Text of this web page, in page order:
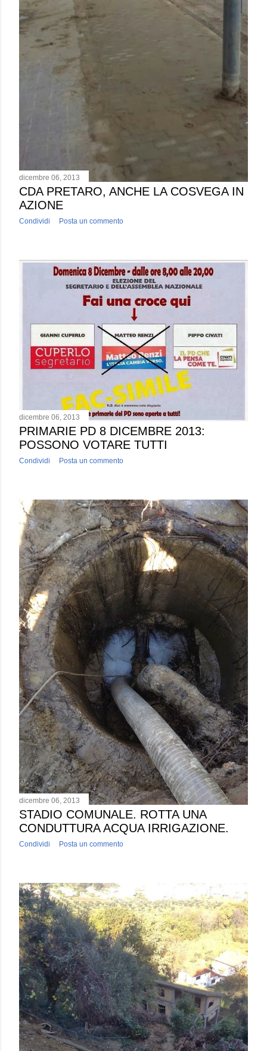
dicembre 06, 2013
CDA PRETARO, ANCHE LA COSVEGA IN
AZIONE
Condividi Posta un commento
dicembre 06, 2013
PRIMARIE PD 8 DICEMBRE 2013:
POSSONO VOTARE TUTTI
Condividi Posta un commento
dicembre 06, 2013
STADIO COMUNALE. ROTTA UNA
CONDUTTURA ACQUA IRRIGAZIONE.
Condividi Posta un commento